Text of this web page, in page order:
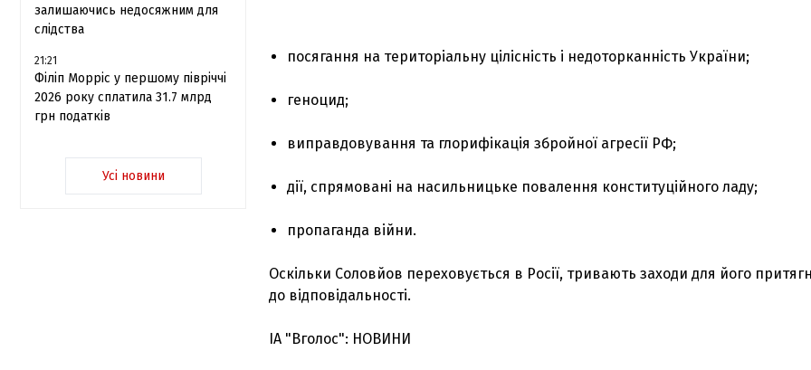
залишаючись недосяжним для
слідства
21:21
Філіп Морріс у першому півріччі
2026 року сплатила 31.7 млрд
грн податків
Усі новини
посягання на територіальну цілісність і недоторканність України;
геноцид;
виправдовування та глорифікація збройної агресії РФ;
дії, спрямовані на насильницьке повалення конституційного ладу;
пропаганда війни.
Оскільки Соловйов переховується в Росії, тривають заходи для його
до відповідальності.
ІА "Вголос": НОВИНИ